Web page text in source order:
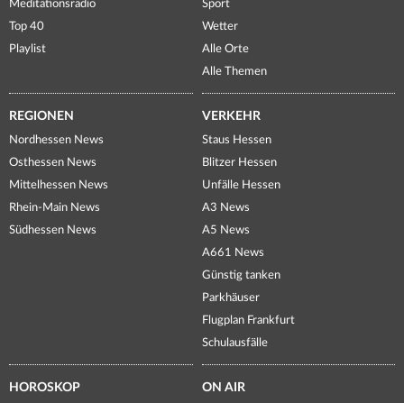
Meditationsradio
Top 40
Playlist
Sport
Wetter
Alle Orte
Alle Themen
REGIONEN
Nordhessen News
Osthessen News
Mittelhessen News
Rhein-Main News
Südhessen News
VERKEHR
Staus Hessen
Blitzer Hessen
Unfälle Hessen
A3 News
A5 News
A661 News
Günstig tanken
Parkhäuser
Flugplan Frankfurt
Schulausfälle
HOROSKOP ON AIR